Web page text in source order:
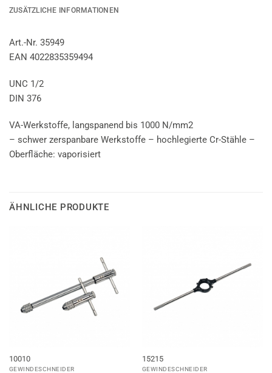
ZUSÄTZLICHE INFORMATIONEN
Art.-Nr. 35949
EAN 4022835359494
UNC 1/2
DIN 376
VA-Werkstoffe, langspanend bis 1000 N/mm2
– schwer zerspanbare Werkstoffe – hochlegierte Cr-Stähle –
Oberfläche: vaporisiert
ÄHNLICHE PRODUKTE
10010
GEWINDESCHNEIDER
15215
GEWINDESCHNEIDER